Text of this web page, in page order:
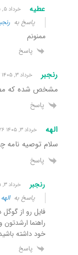
عطیه خرداد ۵, ۱۴۰۵ ۶:۰۴ ب٫ظ
پاسخ به
ممنونم
پاسخ
رنجبر خرداد ۳, ۱۴۰۵ ۹:۲۲ ق٫ظ
مشخص شده که
پاسخ
الهه خرداد ۳, ۱۴۰۵ ۰:۲۶ ق٫ظ
سلام توصیه نامه
پاسخ
رنجبر خرداد ۳, ۱۴۰۵ ۹:۱۹ ق٫ظ
پاسخ بهالهه
فایل رو از گوگل
راهنما
خود داشته
پاسخ